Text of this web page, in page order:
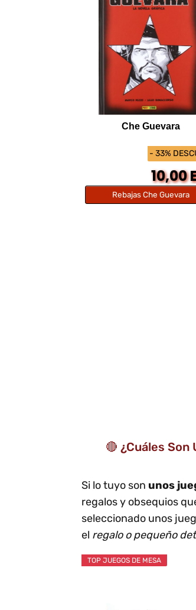
- 33%
Che Guevara
10,00
Rebajas Che Guevara
🔴 ¿Cuáles Son
Si lo tuyo son unos
regalos y obsequios
seleccionado unos
el regalo o pequeño
TOP JUEGOS DE MESA